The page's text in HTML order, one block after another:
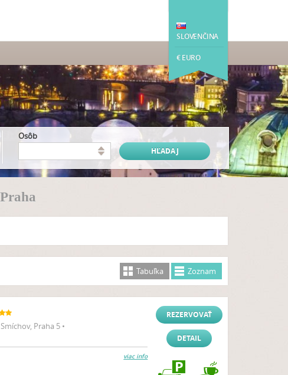
SLOVENČINA
€ EURO
osôb
Tabuľka Zoznam
Smíchov, Praha 5 •
viac info
REZERVOVAŤ
DETAIL